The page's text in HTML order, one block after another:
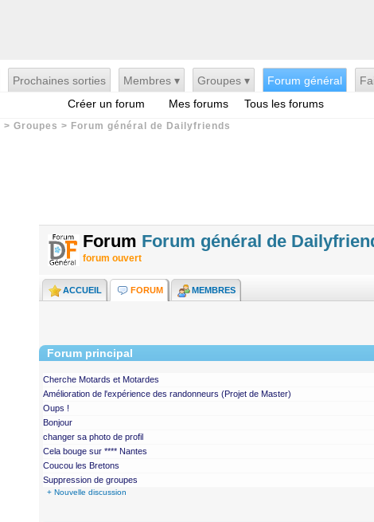
Prochaines sorties Membres ▾ Groupes ▾
Forum général
Créer un forum
Mes forums Tous les forums
> Groupes > Forum général de Dailyfriends
Forum Forum général de
forum ouvert
ACCUEIL FORUM MEMBRES
Forum principal
Cherche Motards et Motardes
Amélioration de l'expérience des randonneurs (Projet de Master)
Oups !
Bonjour
changer sa photo de profil
Cela bouge sur **** Nantes
Coucou les Bretons
Suppression de groupes
+ Nouvelle discussion